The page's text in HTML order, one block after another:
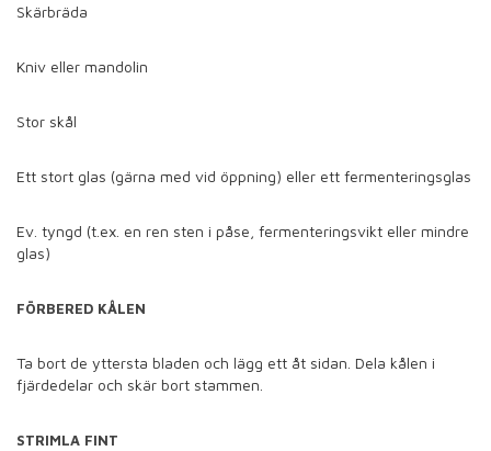
Skärbräda
Kniv eller mandolin
Stor skål
Ett stort glas (gärna med vid öppning) eller ett fermenteringsglas
Ev. tyngd (t.ex. en ren sten i påse, fermenteringsvikt eller mindre
glas)
FÖRBERED KÅLEN
Ta bort de yttersta bladen och lägg ett åt sidan. Dela kålen i
fjärdedelar och skär bort stammen.
STRIMLA FINT